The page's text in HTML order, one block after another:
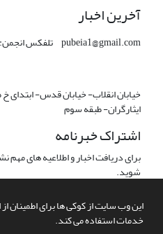
این وب سایت از کوکی ها برای اطمینان از
خدمات استفاده می کند.
آخرین اخبار
pubeia1@gmail.com تلفکس انجمن: 66950848- 021
ایثارگران- طبقه سوم
اشتراک خبرنامه
برای دریافت اخبار و اطلاعیه های
شوید.